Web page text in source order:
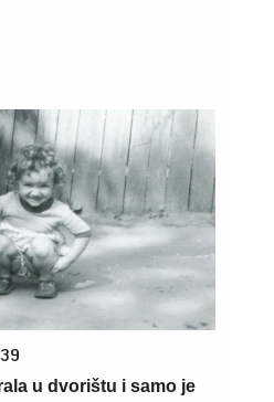
u dvorištu i samo je